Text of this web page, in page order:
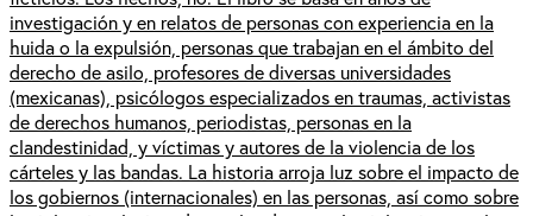
investigación y en relatos de personas con experiencia en la
huida o la expulsión, personas que trabajan en el ámbito del
derecho de asilo, profesores de diversas universidades
(mexicanas), psicólogos especializados en traumas, activistas
de derechos humanos, periodistas, personas en la
clandestinidad, y víctimas y autores de la violencia de los
cárteles y las bandas. La historia arroja luz sobre el impacto de
los gobiernos (internacionales) en las personas, así como sobre